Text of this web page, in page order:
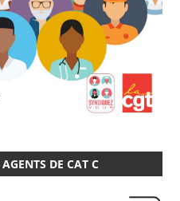
DE CAT C